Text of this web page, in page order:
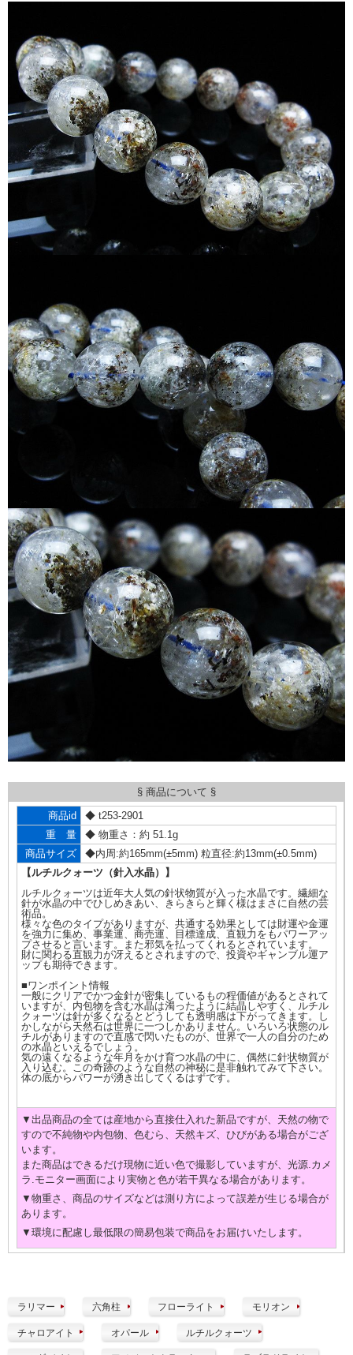
§ 商品について §
商品id
◆ t253-2901
重 量
◆ 物重さ：約 51.1g
商品サイズ
◆内周:約165mm(±5mm) 粒直径:約13mm(±0.5mm)
【ルチルクォーツ（針入水晶）】
ルチルクォーツは近年大人気の針状物質が入った水晶です。繊細な
針が水晶の中でひしめきあい、きらきらと輝く様はまさに自然の芸
術品。
様々な色のタイプがありますが、共通する効果としては財運や金運
を強力に集め、事業運、商売運、目標達成、直観力をもパワーアッ
プさせると言います。また邪気を払ってくれるとされています。
財に関わる直観力が冴えるとされますので、投資やギャンブル運ア
ップも期待できます。
■ワンポイント情報
一般にクリアでかつ金針が密集しているもの程価値があるとされて
いますが、内包物を含む水晶は濁ったように結晶しやすく、ルチル
クォーツは針が多くなるとどうしても透明感は下がってきます。し
かしながら天然石は世界に一つしかありません。いろいろ状態のル
チルがありますので直感で閃いたものが、世界で一人の自分のため
の水晶といえるでしょう。
気の遠くなるような年月をかけ育つ水晶の中に、偶然に針状物質が
入り込む。この奇跡のような自然の神秘に是非触れてみて下さい。
体の底からパワーが湧き出してくるはずです。
▼出品商品の全ては産地から直接仕入れた新品ですが、天然の物で
すので不純物や内包物、色むら、天然キズ、ひびがある場合がござ
います。
また商品はできるだけ現物に近い色で撮影していますが、光源.カメ
ラ.モニター画面により実物と色が若干異なる場合があります。
▼物重さ、商品のサイズなどは測り方によって誤差が生じる場合が
あります。
▼環境に配慮し最低限の簡易包装で商品をお届けいたします。
ラリマー 六角柱 フローライト モリオン
チャロアイト オパール ルチルクォーツ